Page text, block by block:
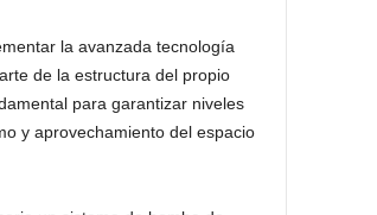
la avanzada tecnología
de la estructura del propio
para garantizar niveles
y aprovechamiento del espacio